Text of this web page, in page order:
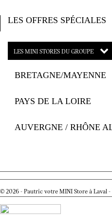
LES OFFRES SPÉCIALES
LES MINI STORES DU GROUPE
BRETAGNE/MAYENNE
PAYS DE LA LOIRE
AUVERGNE / RHÔNE
© 2026 - Pautric votre MINI Store à Laval